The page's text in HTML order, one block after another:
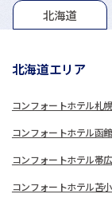
グループホテル一覧
北海道
北海道エリア
コンフォートホテル札
コンフォートホテル函館
コンフォートホテル帯広
コンフォートホテル苫